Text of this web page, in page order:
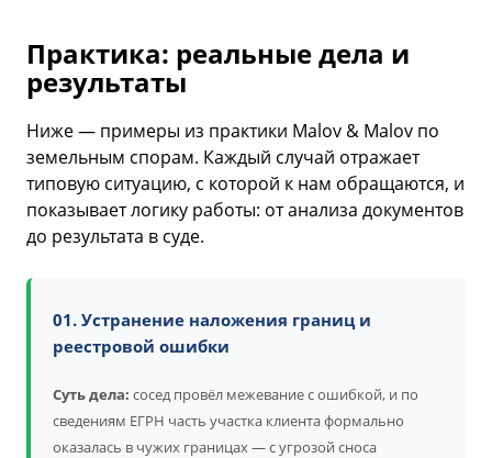
Практика: реальные дела и
результаты
Ниже — примеры из практики Malov & Malov по
земельным спорам. Каждый случай отражает
типовую ситуацию, с которой к нам обращаются, и
показывает логику работы: от анализа документов
до результата в суде.
01. Устранение наложения границ и
реестровой ошибки
Суть дела: сосед провёл межевание с ошибкой, и по
сведениям ЕГРН часть участка клиента формально
оказалась в чужих границах — с угрозой сноса